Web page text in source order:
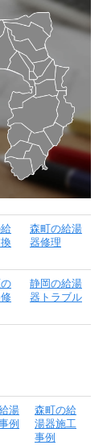
森町の給湯
器修理
静岡の給湯
器トラブル
湯
例
森町の給
湯器施工
事例